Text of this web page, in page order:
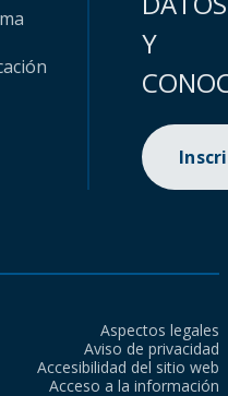
Y
Aspectos legales
Aviso de privacidad
Accesibilidad del sitio web
Acceso a la información